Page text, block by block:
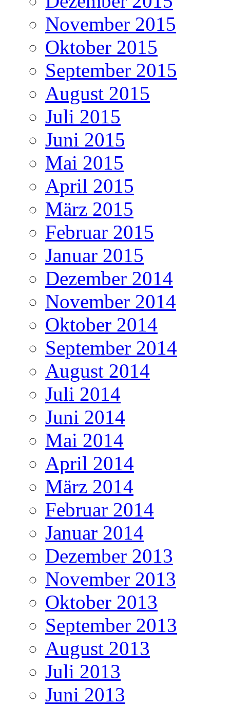
November 2015
Oktober 2015
September 2015
August 2015
Juli 2015
Juni 2015
Mai 2015
April 2015
März 2015
Februar 2015
Januar 2015
Dezember 2014
November 2014
Oktober 2014
September 2014
August 2014
Juli 2014
Juni 2014
Mai 2014
April 2014
März 2014
Februar 2014
Januar 2014
Dezember 2013
November 2013
Oktober 2013
September 2013
August 2013
Juli 2013
Juni 2013